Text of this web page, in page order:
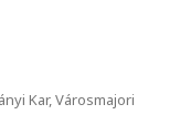
Kar, Városmajori